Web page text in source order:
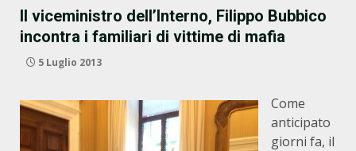
Il viceministro dell’Interno, Filippo Bubbico
incontra i familiari di vittime di mafia
5 Luglio 2013
Come
anticipato
giorni fa, il